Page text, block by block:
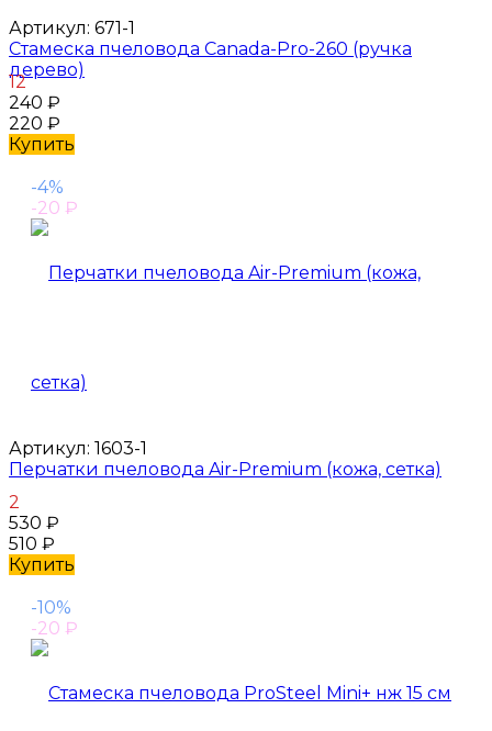
Артикул: 671-1
Стамеска пчеловода Canada-Pro-260 (ручка
дерево)
12
240 ₽
220 ₽
Купить
-4%
-20 ₽
Артикул: 1603-1
Перчатки пчеловода Air-Premium (кожа, сетка)
2
530 ₽
510 ₽
Купить
-10%
-20 ₽